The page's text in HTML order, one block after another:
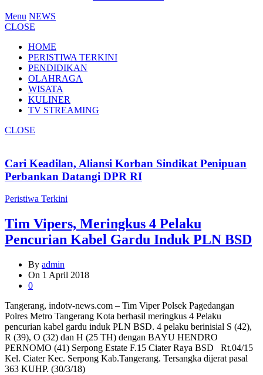
Menu NEWS
CLOSE
HOME
PERISTIWA TERKINI
PENDIDIKAN
OLAHRAGA
WISATA
KULINER
TV STREAMING
CLOSE
Cari Keadilan, Aliansi Korban Sindikat Penipuan
Perbankan Datangi DPR RI
Peristiwa Terkini
Tim Vipers, Meringkus 4 Pelaku
Pencurian Kabel Gardu Induk PLN BSD
By admin
On 1 April 2018
0
Tangerang, indotv-news.com – Tim Viper Polsek Pagedangan
Polres Metro Tangerang Kota berhasil meringkus 4 Pelaku
pencurian kabel gardu induk PLN BSD. 4 pelaku berinisial S (42),
R (39), O (32) dan H (25 TH) dengan BAYU HENDRO
PERNOMO (41) Serpong Estate F.15 Ciater Raya BSD Rt.04/15
Kel. Ciater Kec. Serpong Kab.Tangerang. Tersangka dijerat pasal
363 KUHP. (30/3/18)